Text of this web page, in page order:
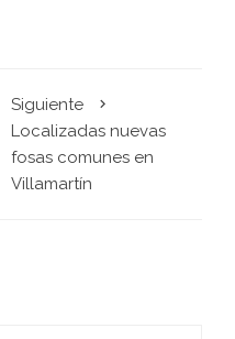
Siguiente
Localizadas nuevas
fosas comunes en
Villamartín